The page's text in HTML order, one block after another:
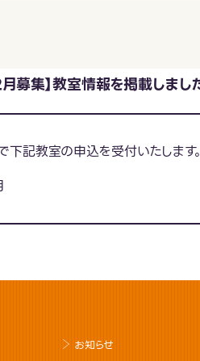
月募集】教室情報を掲載しまし
で下記教室の申込を受付いたしま
お知らせ